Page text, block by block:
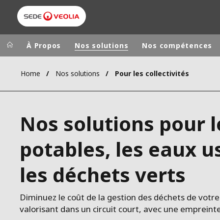
Groupe Veolia
CAMPUS
FONDATION
INSTITUT
Dans le
AMÉRIQUE
À Propos Nos solutions Nos compétences
Home Nos solutions Pour les collectivités
Nos solutions pour
potables, les eaux
les déchets verts
Diminuez le coût de la gestion des déchets de
valorisant dans un circuit court, avec une